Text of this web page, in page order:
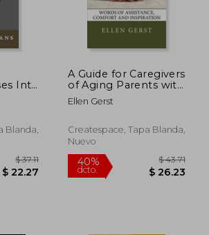
$ 30.10 dcto. $
Into
Blanda,
A Guide for Caregivers
of Aging Parents with
Alzheimer's: Words of
Assistance, Comfort
Ellen Gerst
Createspace, Tapa Blanda,
Nuevo